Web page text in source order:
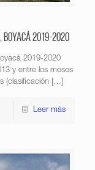
2019-2020
2019-2020
y entre los meses
(clasificación […]
Leer más